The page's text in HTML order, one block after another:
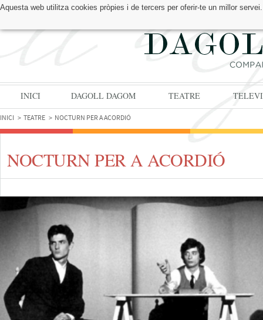
Aquesta web utilitza cookies pròpies i de tercers per oferir-te un millor
TROBA'NS A:
INICI DAGOLL DAGOM TEATRE
INICI TEATRE NOCTURN PER A ACORDIÓ
NOCTURN PER A ACORDIÓ